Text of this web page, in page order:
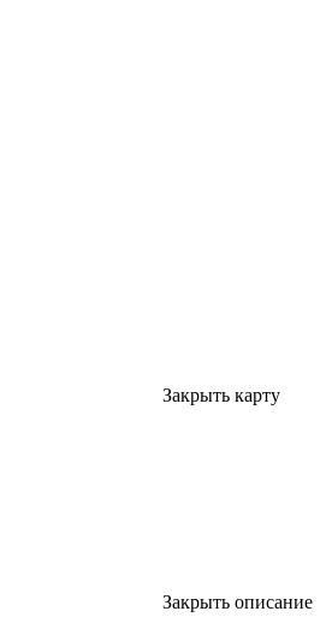
Закрыть карту
Закрыть описание